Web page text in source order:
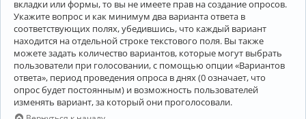
вкладки или формы, то вы не имеете прав на создание опросов.
Укажите вопрос и как минимум два варианта ответа в
соответствующих полях, убедившись, что каждый вариант
находится на отдельной строке текстового поля. Вы также
можете задать количество вариантов, которые могут выбрать
пользователи при голосовании, с помощью опции «Вариантов
ответа», период проведения опроса в днях (0 означает, что
опрос будет постоянным) и возможность пользователей
изменять вариант, за который они проголосовали.